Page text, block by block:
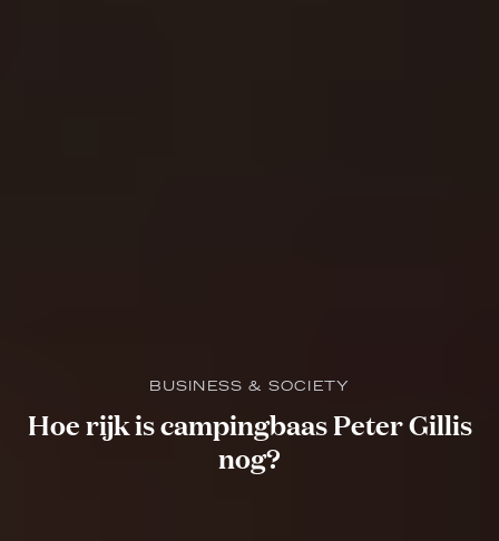
BUSINESS & SOCIETY
Hoe rijk is campingbaas Peter Gillis
nog?